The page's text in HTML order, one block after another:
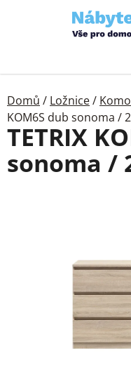
Domů / Ložnice/
KOM6S dub sonoma /
TETRIX
sonoma /